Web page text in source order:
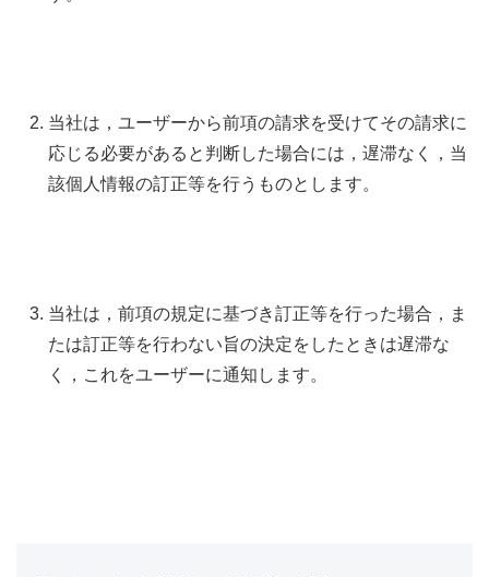
当社は，ユーザーから前項の請求を受けてその請求に
応じる必要があると判断した場合には，遅滞なく，当
該個人情報の訂正等を行うものとします。
当社は，前項の規定に基づき訂正等を行った場合，ま
たは訂正等を行わない旨の決定をしたときは遅滞な
く，これをユーザーに通知します。